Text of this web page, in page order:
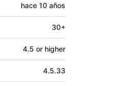
hace 10 años
30+
4.5 or higher
4.5.33